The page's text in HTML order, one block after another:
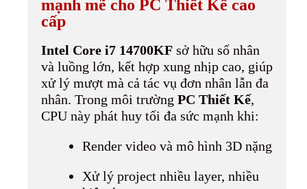
mạnh mẽ cho PC Thiết Kế cao
cấp
Intel Core i7 14700KF sở hữu số nhân
và luồng lớn, kết hợp xung nhịp cao, giúp
xử lý mượt mà cả tác vụ đơn nhân lẫn đa
nhân. Trong môi trường PC Thiết Kế,
CPU này phát huy tối đa sức mạnh khi:
Render video và mô hình 3D nặng
Xử lý project nhiều layer, nhiều